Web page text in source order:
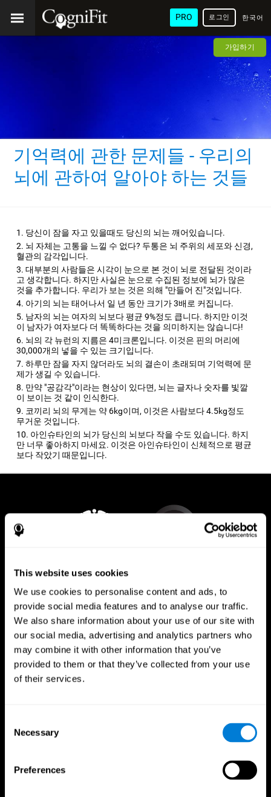
This website uses cookies
We use cookies to personalise content and ads, to
provide social media features and to analyse our traffic.
We also share information about your use of our site with
our social media, advertising and analytics partners who
may combine it with other information that you’ve
provided to them or that they’ve collected from your use
of their services.
Selection
Necessary
Preferences
PRO 한국어
/ 韓國
語
로그인
가입하기
기억력에 관한 문제들 - 우리의
뇌에 관하여 알아야 하는 것들
당신이 잠을 자고 있을때도 당신의 뇌는 깨어있습니다.
뇌 자체는 고통을 느낄 수 없다? 두통은 뇌 주위의 세포와 신경,
혈관의 감각입니다.
대부분의 사람들은 시각이 눈으로 본 것이 뇌로 전달된 것이라
고 생각합니다. 하지만 사실은 눈으로 수집된 정보에 뇌가 많은
것을 추가합니다. 우리가 보는 것은 의해 "만들어 진"것입니다.
아기의 뇌는 태어나서 일 년 동안 크기가 3배로 커집니다.
남자의 뇌는 여자의 뇌보다 평균 9%정도 큽니다. 하지만 이것
이 남자가 여자보다 더 똑똑하다는 것을 의미하지는 않습니다!
뇌의 각 뉴런의 지름은 4미크론입니다. 이것은 핀의 머리에
30,000개의 넣을 수 있는 크기입니다.
하루만 잠을 자지 않더라도 뇌의 결손이 초래되며 기억력에 문
제가 생길 수 있습니다.
만약 "공감각"이라는 현상이 있다면, 뇌는 글자나 숫자를 빛깔
이 보이는 것 같이 인식한다.
코끼리 뇌의 무게는 약 6kg이며, 이것은 사람보다 4.5kg정도
무거운 것입니다.
아인슈타인의 뇌가 당신의 뇌보다 작을 수도 있습니다. 하지
만 너무 좋아하지 마세요. 이것은 아인슈타인이 신체적으로 평균
보다 작았기 때문입니다.